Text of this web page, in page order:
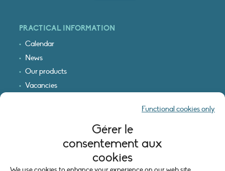
Gérer le
consentement aux
cookies
Functional cookies only
PRACTICAL INFORMATION
Calendar
News
Our products
Vacancies
LEGAL INFORMATION